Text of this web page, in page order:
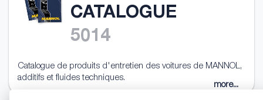
CATALOGUE
5014
Catalogue de produits d'entretien des voitures de MANNOL,
additifs et fluides techniques.
more...